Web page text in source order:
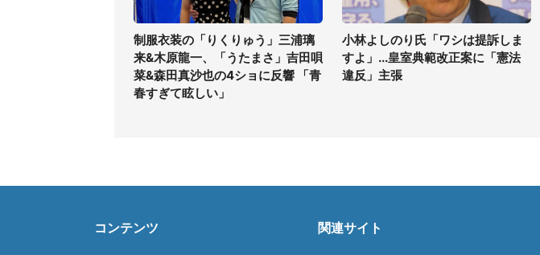
制服衣装の「りくりゅう」三浦璃
来&木原龍一、「うたまさ」吉田唄
菜&森田真沙也の4ショに反響 「青
春すぎて眩しい」
小林よしのり氏「ワシは提訴しま
すよ」...皇室典範改正案に「憲法
違反」主張
コンテンツ 関連サイト